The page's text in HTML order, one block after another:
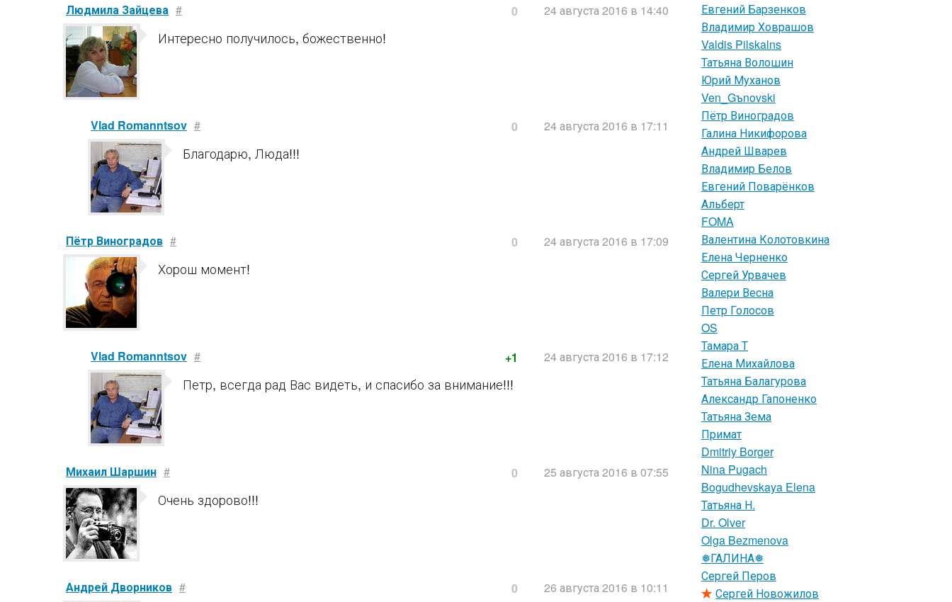
Евгений Барзенков
Владимир Ховрашов
Valdis Pilskalns
Татьяна Волошин
Юрий Муханов
Ven_Gъnovski
Пётр Виноградов
Галина Никифорова
Андрей Шварев
Владимир Белов
Евгений Поварёнков
Альберт
FOMA
Валентина Колотовкина
Елена Черненко
Сергей Урвачев
Валери Весна
Петр Голосов
OS
Тамара Т
Елена Михайлова
Татьяна Балагурова
Александр Гапоненко
Татьяна Зема
Примат
Dmitriy Borger
Nina Pugach
Bogudhevskaya Elena
Татьяна Н.
Dr. Olver
Olga Bezmenova
❅ГАЛИНА❅
Сергей Перов
Сергей Новожилов
Людмила Зайцева # 24 августа 2016 в 14:40
0
Интересно получилось, божественно!
Vlad Romanntsov # 24 августа 2016 в 17:11
0
Благодарю, Люда!!!
Пётр Виноградов # 24 августа 2016 в 17:09
0
Хорош момент!
Vlad Romanntsov # 24 августа 2016 в 17:12
+1
Петр, всегда рад Вас видеть, и спасибо за внимание!!!
Михаил Шаршин # 25 августа 2016 в 07:55
0
Очень здорово!!!
Андрей Дворников # 26 августа 2016 в 10:11
0